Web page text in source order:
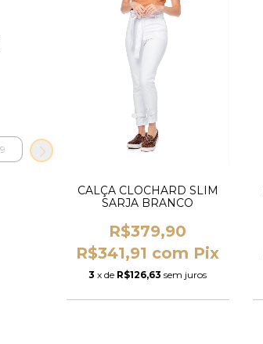
CALÇA CLOCHARD SLIM
SARJA BRANCO
R$379,90
R$341,91 com Pix
3 x de R$126,63 sem juros